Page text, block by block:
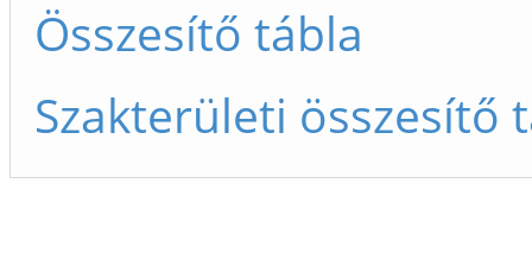
Összesítő tábla
Szakterületi összesítő